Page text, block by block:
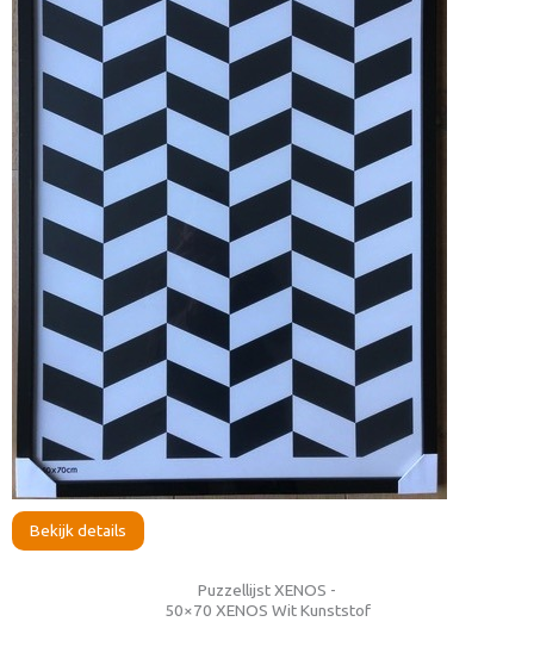
Bekijk details
Puzzellijst XENOS -
50×70 XENOS Wit Kunststof